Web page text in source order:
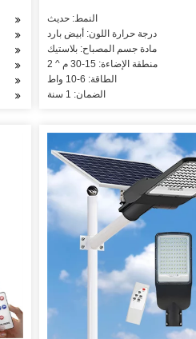
النمط: حديث
درجة حرارة اللون: أبيض بارد
مادة جسم المصباح: بلاستيك
منطقة الإضاءة: 15-30 م ^ 2
الطاقة: 6-10 واط
الضمان: 1 سنة
خدمة ما بعد